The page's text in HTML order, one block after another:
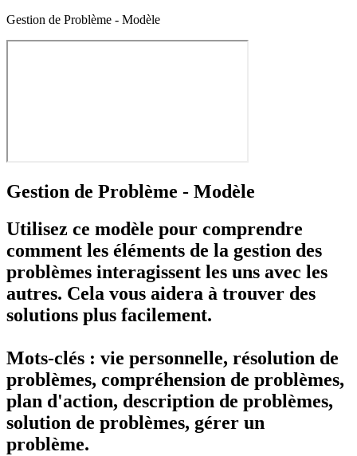
Gestion de Problème - Modèle
Gestion de Problème - Modèle
Utilisez ce modèle pour comprendre
comment les éléments de la gestion des
problèmes interagissent les uns avec les
autres. Cela vous aidera à trouver des
solutions plus facilement.
Mots-clés : vie personnelle, résolution de
problèmes, compréhension de problèmes,
plan d'action, description de problèmes,
solution de problèmes, gérer un
problème.